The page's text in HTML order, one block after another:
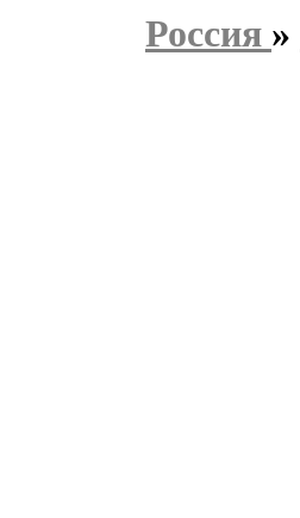
Россия »